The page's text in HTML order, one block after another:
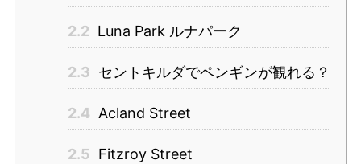
2.2 Luna Park ルナパーク
2.3 セントキルダでペンギンが観れる？
2.4 Acland Street
2.5 Fitzroy Street